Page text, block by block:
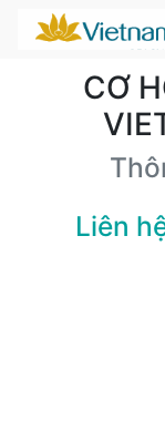
CƠ
Liên